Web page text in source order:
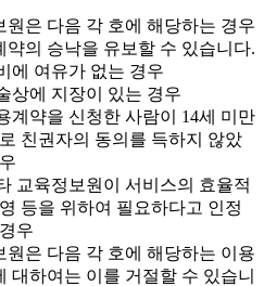
은 다음 각 호에 해당하는 경우
약의 승낙을 유보할 수 있습니다.
에 여유가 없는 경우
상에 지장이 있는 경우
계약을 신청한 사람이 14세 미만
친권자의 동의를 득하지 않았
교육정보원이 서비스의 효율적
등을 위하여 필요하다고 인정
우
은 다음 각 호에 해당하는 이용
대하여는 이를 거절할 수 있습니